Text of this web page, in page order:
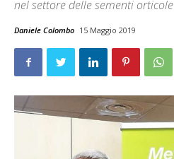
nel settore delle sementi orticole
Daniele Colombo 15 Maggio 2019